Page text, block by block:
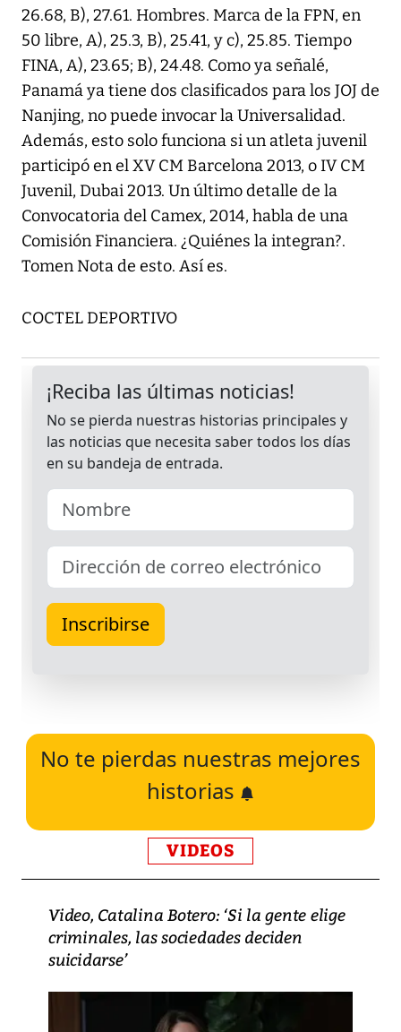
26.68, B), 27.61. Hombres. Marca de la FPN, en
50 libre, A), 25.3, B), 25.41, y c), 25.85. Tiempo
FINA, A), 23.65; B), 24.48. Como ya señalé,
Panamá ya tiene dos clasificados para los JOJ de
Nanjing, no puede invocar la Universalidad.
Además, esto solo funciona si un atleta juvenil
participó en el XV CM Barcelona 2013, o IV CM
Juvenil, Dubai 2013. Un último detalle de la
Convocatoria del Camex, 2014, habla de una
Comisión Financiera. ¿Quiénes la integran?.
Tomen Nota de esto. Así es.
COCTEL DEPORTIVO
No te pierdas nuestras mejores
historias
VIDEOS
Video, Catalina Botero: ‘Si la gente elige
criminales, las sociedades deciden
suicidarse’